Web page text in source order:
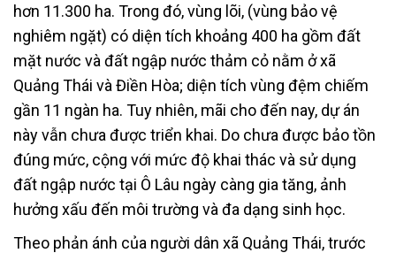
hơn 11.300 ha. Trong đó, vùng lõi, (vùng bảo vệ
nghiêm ngặt) có diện tích khoảng 400 ha gồm đất
mặt nước và đất ngập nước thảm cỏ nằm ở xã
Quảng Thái và Điền Hòa; diện tích vùng đệm chiếm
gần 11 ngàn ha. Tuy nhiên, mãi cho đến nay, dự án
này vẫn chưa được triển khai. Do chưa được bảo tồn
đúng mức, cộng với mức độ khai thác và sử dụng
đất ngập nước tại Ô Lâu ngày càng gia tăng, ảnh
hưởng xấu đến môi trường và đa dạng sinh học.
Theo phản ánh của người dân xã Quảng Thái, trước